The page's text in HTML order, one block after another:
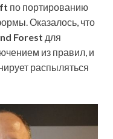
по портированию
Оказалось, что
Forest для
из правил, и
распыляться